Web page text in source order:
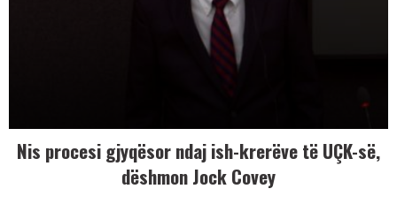
Nis procesi gjyqësor ndaj ish-krerëve të UÇK-së,
dëshmon Jock Covey